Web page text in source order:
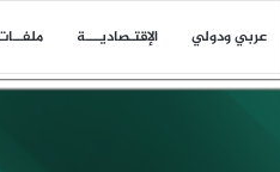
عربي ودولي اﻹقتـصاديـــة